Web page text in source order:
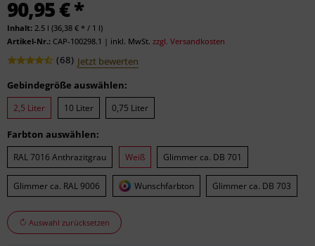
90,95 € *
Inhalt: 2.5 l (36,38 € * / 1 l)
Artikel-Nr.: CAP-100298.1 | inkl. MwSt. zzgl. Versandkosten
(68) Jetzt bewerten
Gebindegröße auswählen:
2,5 Liter 10 Liter 0,75 Liter
Farbton auswählen:
RAL 7016 Anthrazitgrau Weiß Glimmer ca. DB 701
Glimmer ca. RAL 9006 Wunschfarbton Glimmer ca. DB 703
Auswahl zurücksetzen